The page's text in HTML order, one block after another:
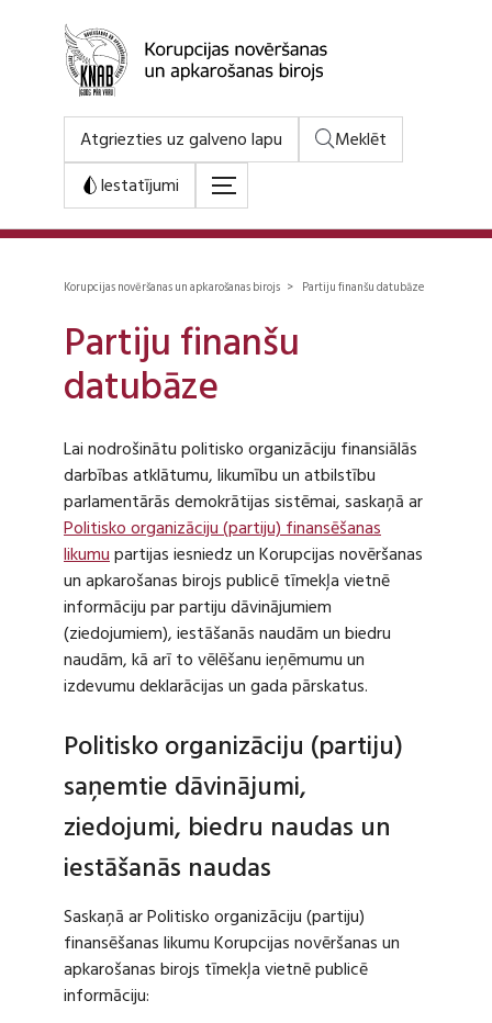
Atgriezties uz galveno lapu
Meklēt
Iestatījumi
Korupcijas novēršanas un apkarošanas birojs > Partiju finanšu datubāze
Partiju finanšu
datubāze
Lai nodrošinātu politisko organizāciju finansiālās
darbības atklātumu, likumību un atbilstību
parlamentārās demokrātijas sistēmai, saskaņā ar
Politisko organizāciju (partiju) finansēšanas
likumupartijas iesniedz un Korupcijas novēršanas
un apkarošanas birojs publicē tīmekļa vietnē
informāciju par partiju dāvinājumiem
(ziedojumiem), iestāšanās naudām un biedru
naudām, kā arī to vēlēšanu ieņēmumu un
izdevumu deklarācijas un gada pārskatus.
Politisko organizāciju (partiju)
saņemtie dāvinājumi,
ziedojumi, biedru naudas un
iestāšanās naudas
Saskaņā ar Politisko organizāciju (partiju)
finansēšanas likumu Korupcijas novēršanas un
apkarošanas birojs tīmekļa vietnē publicē
informāciju: